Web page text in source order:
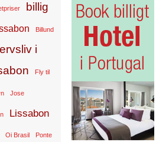
billig
Billund
i
Fly til
Jose
Lissabon
Oi Brasil Ponte